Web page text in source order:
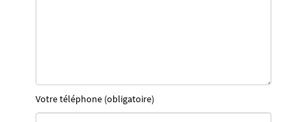
Votre téléphone (obligatoire)